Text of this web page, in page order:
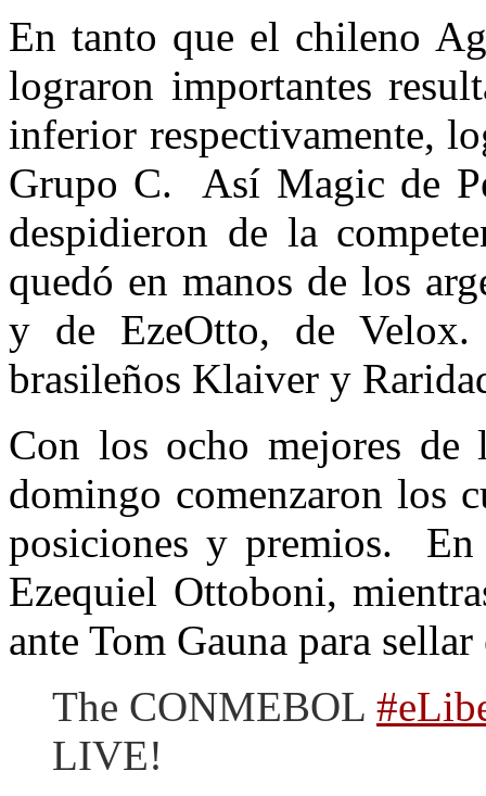
En tanto que el chileno
lograron importantes
inferior respectivamente,
Grupo C. Así Magic de
despidieron de la
quedó en manos de los
y de EzeOtto, de
brasileños Klaiver y
Con los ocho mejores de
domingo comenzaron los
posiciones y premios.
Ezequiel Ottoboni,
ante Tom Gauna para
The CONMEBOL
LIVE!